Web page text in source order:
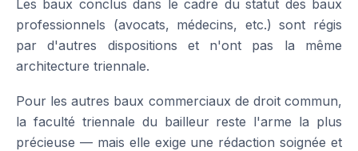
Les baux conclus dans le cadre du statut des baux
professionnels (avocats, médecins, etc.) sont régis
par d'autres dispositions et n'ont pas la même
architecture triennale.
Pour les autres baux commerciaux de droit commun,
la faculté triennale du bailleur reste l'arme la plus
précieuse — mais elle exige une rédaction soignée et